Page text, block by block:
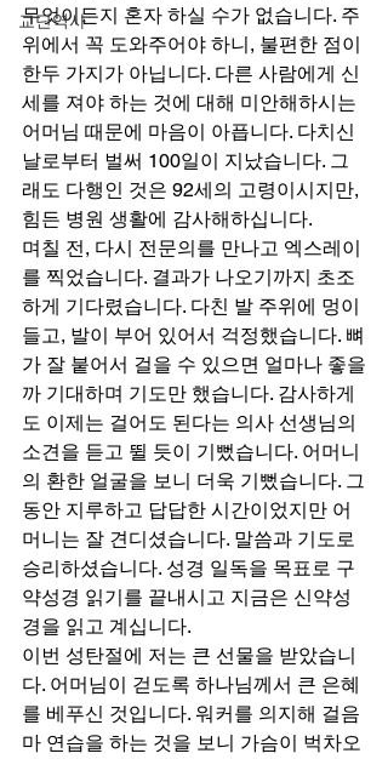
교단역사
무엇이든지 혼자 하실 수가 없습니다. 주
위에서 꼭 도와주어야 하니, 불편한 점이
한두 가지가 아닙니다. 다른 사람에게 신
세를 져야 하는 것에 대해 미안해하시는
어머님 때문에 마음이 아픕니다. 다치신
날로부터 벌써 100일이 지났습니다. 그
래도 다행인 것은 92세의 고령이시지만,
힘든 병원 생활에 감사해하십니다.
며칠 전, 다시 전문의를 만나고 엑스레이
를 찍었습니다. 결과가 나오기까지 초조
하게 기다렸습니다. 다친 발 주위에 멍이
들고, 발이 부어 있어서 걱정했습니다. 뼈
가 잘 붙어서 걸을 수 있으면 얼마나 좋을
까 기대하며 기도만 했습니다. 감사하게
도 이제는 걸어도 된다는 의사 선생님의
소견을 듣고 뛸 듯이 기뻤습니다. 어머니
의 환한 얼굴을 보니 더욱 기뻤습니다. 그
동안 지루하고 답답한 시간이었지만 어
머니는 잘 견디셨습니다. 말씀과 기도로
승리하셨습니다. 성경 일독을 목표로 구
약성경 읽기를 끝내시고 지금은 신약성
경을 읽고 계십니다.
이번 성탄절에 저는 큰 선물을 받았습니
다. 어머님이 걷도록 하나님께서 큰 은혜
를 베푸신 것입니다. 워커를 의지해 걸음
마 연습을 하는 것을 보니 가슴이 벅차오